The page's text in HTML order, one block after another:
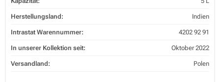
Herstellungsland: Indien
Intrastat Warennummer: 4202 92 91
In unserer Kollektion seit: Oktober 2022
Versandland: Polen